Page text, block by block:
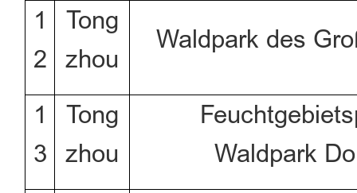
1
2
Tong
zhou
Waldpark des
1
3
Tong
zhou
Waldpark